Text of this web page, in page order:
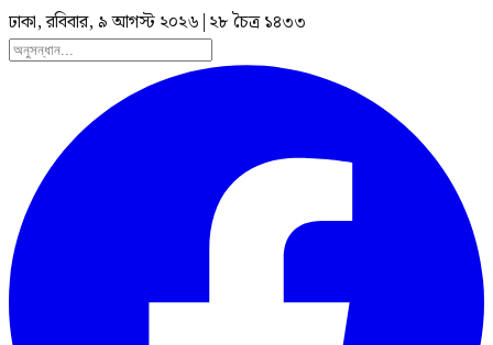
ঢাকা, রবিবার, ৯ আগস্ট ২০২৬ | ২৮ চৈত্র ১৪৩৩